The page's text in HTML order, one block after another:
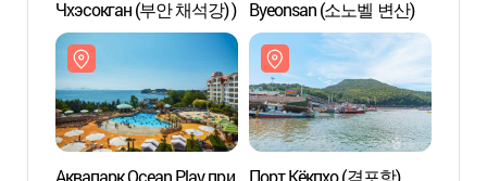
Чхэсокган (부안 채석강) ) Byeonsan (소노벨 변산)
Аквапарк Ocean Play при
Порт Кёкпхо (격포항)